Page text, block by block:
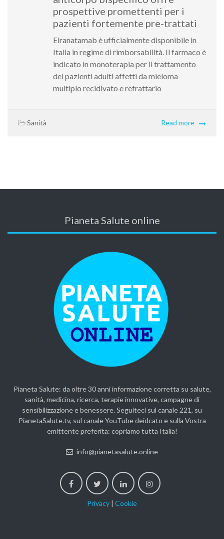
prospettive promettenti per i
pazienti fortemente pre-trattati
Elranatamab è ufficialmente disponibile in
Italia in regime di rimborsabilità. Il farmaco è
indicato in monoterapia per il trattamento
dei pazienti adulti affetti da mieloma
multiplo recidivato e refrattario
Sanità Read more
Pianeta Salute online
Pianeta Salute: da oltre 30 anni informazione corretta su salute,
sanità, medicina, ricerca, terapie innovative, campagne di
sensibilizzazione e benessere. Seguiteci sul canale 221, su
PianetaSalute.tv, sul canale YouTube deidcato e sulla Vostra
emittente preferita: copriamo tutta Italia!
info@pianetasalute.online
Privacy | Cookie